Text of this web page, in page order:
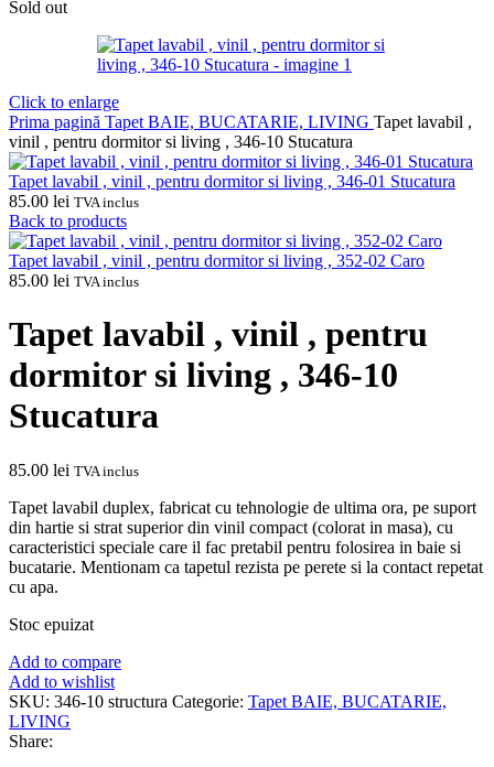
Sold out
Click to enlarge
Prima pagină Tapet BAIE, BUCATARIE, LIVING Tapet lavabil ,
vinil , pentru dormitor si living , 346-10 Stucatura
Tapet lavabil , vinil , pentru dormitor si living , 346-01 Stucatura
85.00 lei TVA inclus
Back to products
Tapet lavabil , vinil , pentru dormitor si living , 352-02 Caro
85.00 lei TVA inclus
Tapet lavabil , vinil , pentru
dormitor si living , 346-10
Stucatura
85.00 lei TVA inclus
Tapet lavabil duplex, fabricat cu tehnologie de ultima ora, pe suport
din hartie si strat superior din vinil compact (colorat in masa), cu
caracteristici speciale care il fac pretabil pentru folosirea in baie si
bucatarie. Mentionam ca tapetul rezista pe perete si la contact repetat
cu apa.
Stoc epuizat
Add to compare
Add to wishlist
SKU: 346-10 structura Categorie: Tapet BAIE, BUCATARIE,
LIVING
Share: